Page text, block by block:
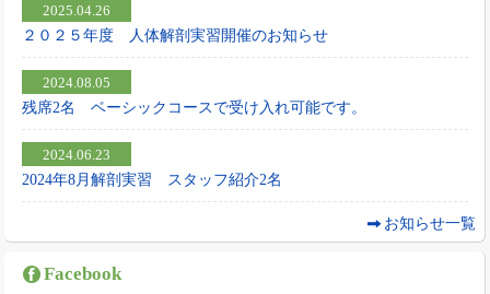
2025.04.26
２０２５年度 人体解剖実習開催のお知らせ
2024.08.05
残席2名 ベーシックコースで受け入れ可能です。
2024.06.23
2024年8月解剖実習 スタッフ紹介2名
お知らせ一覧
Facebook